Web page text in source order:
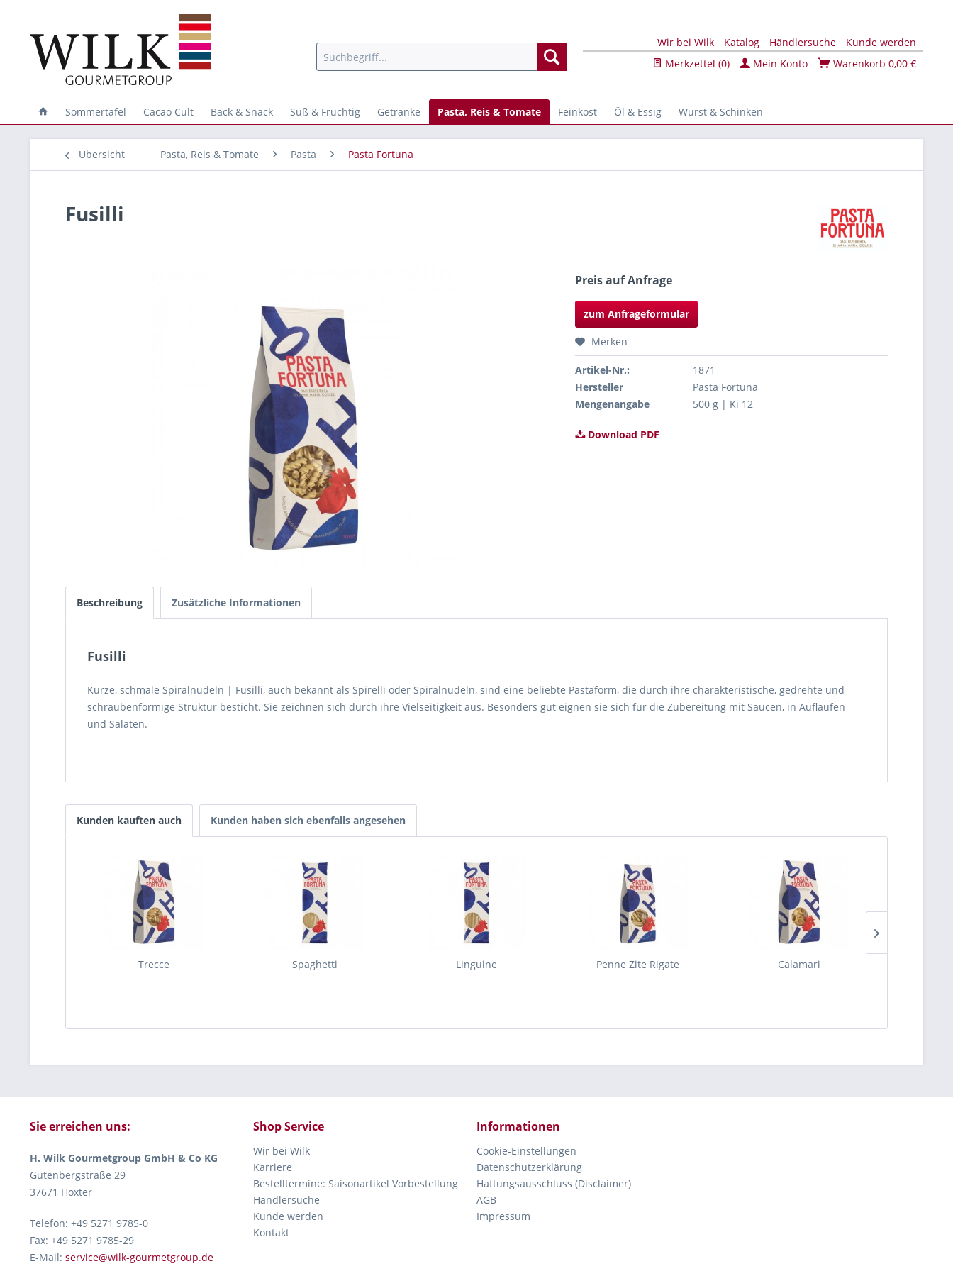
Wir bei Wilk Katalog Händlersuche
Kunde werden
Merkzettel (0) Mein Konto Warenkorb 0,00 €
Sommertafel Cacao Cult Back & Snack Süß & Fruchtig Getränke Pasta, Reis & Tomate Feinkost Öl & Essig Wurst & Schinken
Übersicht Pasta, Reis & Tomate Pasta Pasta Fortuna
Fusilli
Preis auf Anfrage
zum Anfrageformular
Merken
Artikel-Nr.:
1871
Hersteller
Pasta Fortuna
Mengenangabe
500 g | Ki 12
Download PDF
Beschreibung Zusätzliche Informationen
Fusilli
Kurze, schmale Spiralnudeln | Fusilli, auch bekannt als Spirelli oder Spiralnudeln, sind eine beliebte Pastaform, die durch ihre charakteristische, gedrehte und
schraubenförmige Struktur besticht. Sie zeichnen sich durch ihre Vielseitigkeit aus. Besonders gut eignen sie sich für die Zubereitung mit Saucen, in Aufläufen
und Salaten.
Kunden kauften auch Kunden haben sich ebenfalls angesehen
Trecce Spaghetti Linguine Penne Zite Rigate Calamari
Sie erreichen uns:
H. Wilk Gourmetgroup GmbH & Co KG
Gutenbergstraße 29
37671 Höxter
Telefon: +49 5271 9785-0
Fax: +49 5271 9785-29
E-Mail: service@wilk-gourmetgroup.de
Shop Service
Wir bei Wilk
Karriere
Bestelltermine: Saisonartikel Vorbestellung
Händlersuche
Kunde werden
Kontakt
Informationen
Cookie-Einstellungen
Datenschutzerklärung
Haftungsausschluss (Disclaimer)
AGB
Impressum